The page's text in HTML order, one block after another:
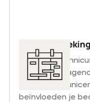
Dubbele
Dezelfde
gebeurd als
elkaar
beïnvloeden je